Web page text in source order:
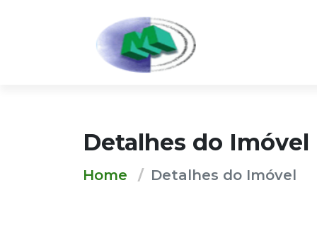
Detalhes do Imóvel
Home Detalhes do Imóvel